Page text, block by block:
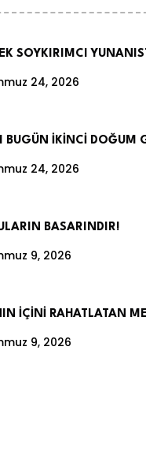
SOYKIRIMCI
24, 2026
BUGÜN İKİNCİ DOĞUM
24, 2026
BASARINDIR!
9, 2026
İÇİNİ RAHATLATAN
9, 2026